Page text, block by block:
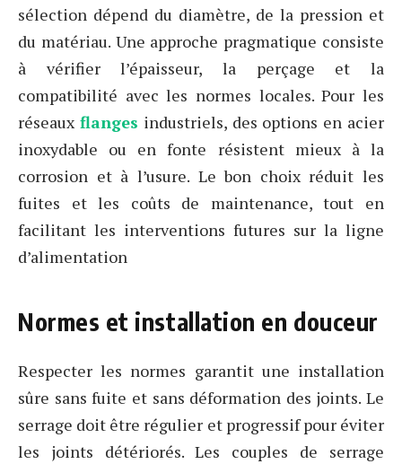
sélection dépend du diamètre, de la pression et
du matériau. Une approche pragmatique consiste
à vérifier l’épaisseur, la perçage et la
compatibilité avec les normes locales. Pour les
réseaux flanges industriels, des options en acier
inoxydable ou en fonte résistent mieux à la
corrosion et à l’usure. Le bon choix réduit les
fuites et les coûts de maintenance, tout en
facilitant les interventions futures sur la ligne
d’alimentation
Normes et installation en douceur
Respecter les normes garantit une installation
sûre sans fuite et sans déformation des joints. Le
serrage doit être régulier et progressif pour éviter
les joints détériorés. Les couples de serrage